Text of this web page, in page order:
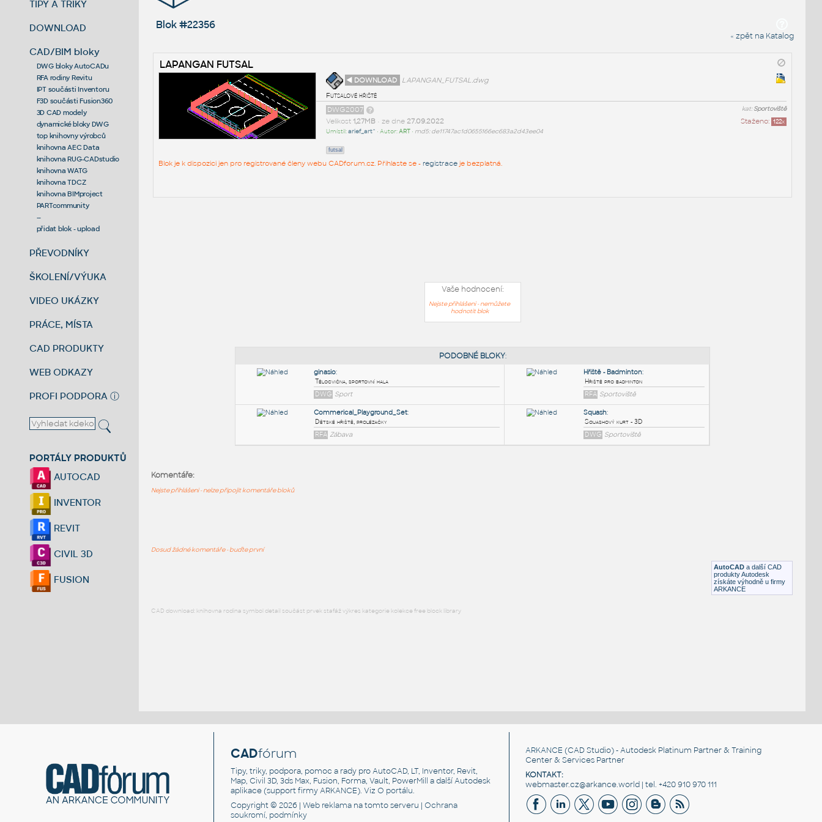
TIPY A TRIKY
DOWNLOAD
CAD/BIM bloky
DWG bloky AutoCADu
RFA rodiny Revitu
IPT součásti Inventoru
F3D součásti Fusion360
3D CAD modely
dynamické bloky DWG
top knihovny výrobců
knihovna AEC Data
knihovna RUG-CADstudio
knihovna WATG
knihovna TDCZ
knihovna BIMproject
PARTcommunity
--
přidat blok - upload
PŘEVODNÍKY
ŠKOLENÍ/VÝUKA
VIDEO UKÁZKY
PRÁCE, MÍSTA
CAD PRODUKTY
WEB ODKAZY
PROFI PODPORA ⓘ
PORTÁLY PRODUKTŮ
AUTOCAD
INVENTOR
REVIT
CIVIL 3D
FUSION
Blok #22356
« zpět na Katalog
LAPANGAN FUTSAL
◄ DOWNLOAD
LAPANGAN_FUTSAL.dwg
Futsalové hřiště
kat:Sportoviště
DWG2007
Staženo: 122x
Velikost 1,27MB• ze dne 27.09.2022
Umístil:arief_art^ • Autor:ART• md5: de11747ac1d0655166ec683a2d43ee04
futsal
Blok je k dispozici jen pro registrované členy webu CADforum.cz. Přihlaste se - registraceje bezplatná.
Vaše hodnocení:
Nejste přihlášeni - nemůžete
hodnotit blok
Sportoviště
AutoCAD a další CAD
produkty Autodesk
získáte výhodně u firmy
ARKANCE
Komentáře:
Nejste přihlášeni - nelze připojit komentáře bloků
Dosud žádné komentáře - buďte první
CAD download: knihovna rodina symbol detail součást prvek stafáž výkres kategorie kolekce free block library
CADfórum
Tipy, triky, podpora, pomoc a rady pro AutoCAD, LT, Inventor, Revit,
Map, Civil 3D, 3ds Max, Fusion, Forma, Vault, PowerMill a další Autodesk
aplikace (support firmy ARKANCE). VizO portálu.
Copyright © 2026 |Web reklama na tomto serveru |Ochrana
soukromí, podmínky
ARKANCE (CAD Studio) - Autodesk Platinum Partner & Training
Center & Services Partner
KONTAKT:
webmaster.cz@arkance.world | tel. +420 910 970 111